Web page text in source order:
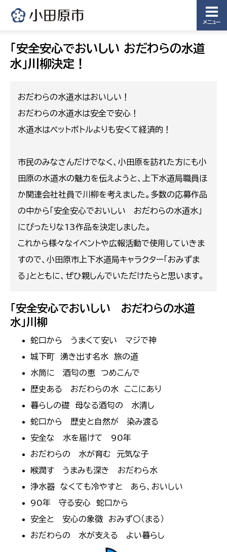
メニュー
「安全安心でおいしい おだわらの水道
水」川柳決定！
おだわらの水道水はおいしい！
おだわらの水道水は安全で安心！
水道水はペットボトルよりも安くて経済的！
市民のみなさんだけでなく、小田原を訪れた方にも小
田原の水道水の魅力を伝えようと、上下水道局職員ほ
か関連会社社員で川柳を考えました。多数の応募作品
の中から「安全安心でおいしい おだわらの水道水」
にぴったりな13作品を決定しました。
これから様々なイベントや広報活動で使用していきま
すので、小田原市上下水道局キャラクター「おみずま
る」とともに、ぜひ親しんでいただけたらと思います。
「安全安心でおいしい おだわらの水道
水」川柳
蛇口から うまくて安い マジで神
城下町 湧き出す名水 旅の道
水筒に 酒匂の恵 つめこんで
歴史ある おだわらの水 ここにあり
暮らしの礎 母なる酒匂の 水清し
蛇口から 歴史と自然が 染み渡る
安全な 水を届けて 90年
おだわらの 水が育む 元気な子
喉潤す うまみも深き おだわら水
浄水器 なくても冷やすと あら、おいしい
90年 守る安心 蛇口から
安全と 安心の象徴 おみず〇（まる）
おだわらの 水が支える よい暮らし